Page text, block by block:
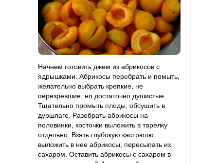
Витамин
В9
30 мкг 400 мкг 0.4
Витамин
В12
0 3 мкг 0 0
Витамин
С
100 мкг 90 мкг 5.6
Витамин
D
0 0
Витамин
E
Биотин 2.7 мг 50 мг 0.3 3.6
Начнем готовить джем из абрикосов с
ядрышками. Абрикосы перебрать и помыть,
желательно выбрать крепкие, не
перезревшие, но достаточно душистые.
Тщательно промыть плоды, обсушить в
дуршлаге. Разобрать абрикосы на
половинки, косточки выложить в тарелку
отдельно. Взять глубокую кастрюлю,
выложить в нее абрикосы, пересыпать их
сахаром. Оставить абрикосы с сахаром в
Сообщить об ошибке